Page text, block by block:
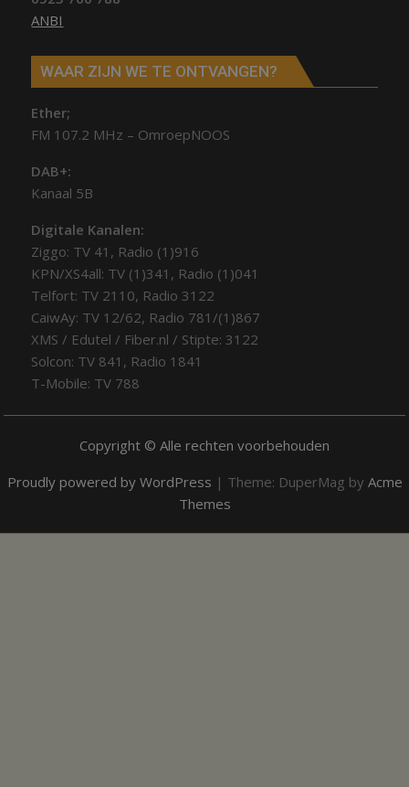
ANBI
WAAR ZIJN WE TE ONTVANGEN?
Ether;
FM 107.2 MHz – OmroepNOOS
DAB+:
Kanaal 5B
Digitale Kanalen:
Ziggo: TV 41, Radio (1)916
KPN/XS4all: TV (1)341, Radio (1)041
Telfort: TV 2110, Radio 3122
CaiwAy: TV 12/62, Radio 781/(1)867
XMS / Edutel / Fiber.nl / Stipte: 3122
Solcon: TV 841, Radio 1841
T-Mobile: TV 788
Copyright © Alle rechten voorbehouden
Proudly powered by WordPress | Theme: DuperMag by Acme
Themes